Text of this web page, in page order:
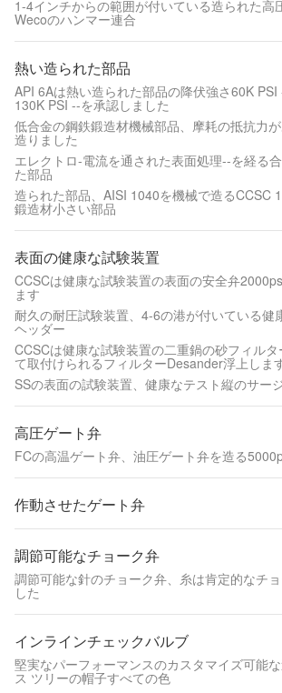
1-4インチからの範囲が付いている造られた高
Wecoのハンマー連合
熱い造られた部品
API 6Aは熱い造られた部品の降伏強さ60K
130K PSI --を承認しました
低合金の鋼鉄鍛造材機械部品、摩耗の抵抗力
造りました
エレクトロ-電流を通された表面処理--を経る
た部品
造られた部品、AISI 1040を機械で造るCCSC
鍛造材小さい部品
表面の健康な試験装置
CCSCは健康な試験装置の表面の安全弁
ます
耐久の耐圧試験装置、4-6の港が付いている健
ヘッダー
CCSCは健康な試験装置の二重鍋の砂フィル
て取付けられるフィルターDesander浮上しま
SSの表面の試験装置、健康なテスト縦のサー
高圧ゲート弁
FCの高温ゲート弁、油圧ゲート弁を造る
作動させたゲート弁
調節可能なチョーク弁
調節可能な針のチョーク弁、糸は肯定的なチ
した
インラインチェックバルブ
堅実なパーフォーマンスのカスタマイズ可能
ス ツリーの帽子すべての色